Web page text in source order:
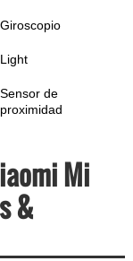
Giroscopio
Light
Sensor de
proximidad
Mi
&